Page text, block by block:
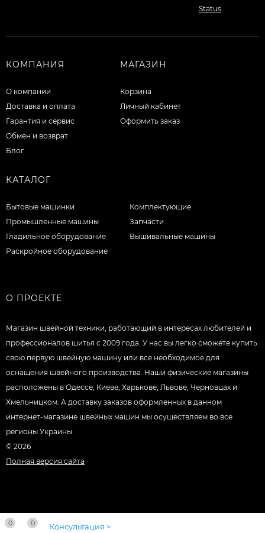
КОМПАНИЯ
О компании
Доставка и оплата
Гарантия и сервис
Обмен и возврат
Блог
МАГАЗИН
Корзина
Личный кабинет
Оформить заказ
КАТАЛОГ
Бытовые машинки
Промышленные машины
Гладильное оборудование
Раскройное оборудование
Комплектующие
Запчасти
Вышивальные машины
О ПРОЕКТЕ
Магазин швейной техники, работающий в интересах любителей и
профессионалов шитья с 2009 года. У нас вы легко сможете купить
свою первую швейную машину или все необходимое для
оснащения швейного производства. Наши физические магазины
расположены в Одессе, Киеве, Харькове, Львове, Черновцах и
Хмельницком. А доставку заказов оформленных в данном
интернет-магазине швейных машин мы осуществляем во все
регионы Украины.
© 2026
Полная версия сайта
0 0 Консультация >